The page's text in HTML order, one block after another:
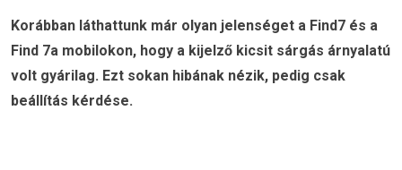
Korábban láthattunk már olyan jelenséget a Find7 és a
Find 7a mobilokon, hogy a kijelző kicsit sárgás árnyalatú
volt gyárilag. Ezt sokan hibának nézik, pedig csak
beállítás kérdése.